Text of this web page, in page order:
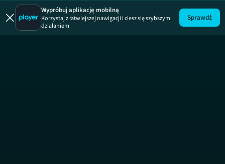
Wypróbuj aplikację mobilną
Korzystaj z łatwiejszej nawigacji i ciesz się szybszym
działaniem
Sprawdź